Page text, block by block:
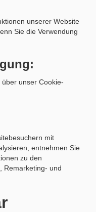
unserer Website
Sie die Verwendung
unser Cookie-
mit
entnehmen Sie
zu den
Remarketing- und